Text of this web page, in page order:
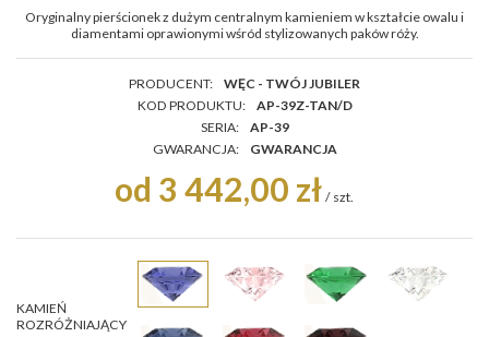
Oryginalny pierścionek z dużym centralnym kamieniem w kształcie owalu i
diamentami oprawionymi wśród stylizowanych paków róży.
PRODUCENT:
WĘC - TWÓJ JUBILER
KOD PRODUKTU:
AP-39Z-TAN/D
SERIA:
AP-39
GWARANCJA:
GWARANCJA
od 3 442,00 zł / szt.
KAMIEŃ
ROZRÓŻNIAJĄCY